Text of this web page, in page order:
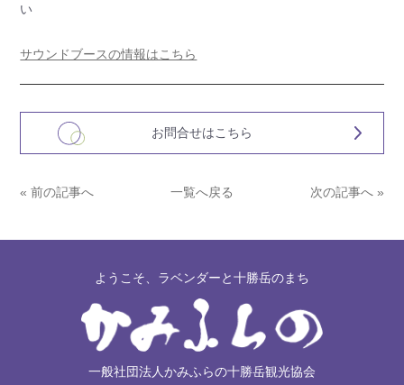
い
サウンドブースの情報はこちら
お問合せはこちら
« 前の記事へ 一覧へ戻る 次の記事へ »
ようこそ、ラベンダーと十勝岳のまち
一般社団法人かみふらの十勝岳観光協会